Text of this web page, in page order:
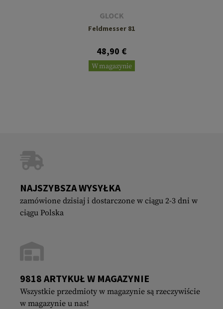
GLOCK
Feldmesser 81
48,90 €
W magazynie
NAJSZYBSZA WYSYŁKA
zamówione dzisiaj i dostarczone w ciągu 2-3 dni w
ciągu Polska
9818 ARTYKUŁ W MAGAZYNIE
Wszystkie przedmioty w magazynie są rzeczywiście
w magazynie u nas!